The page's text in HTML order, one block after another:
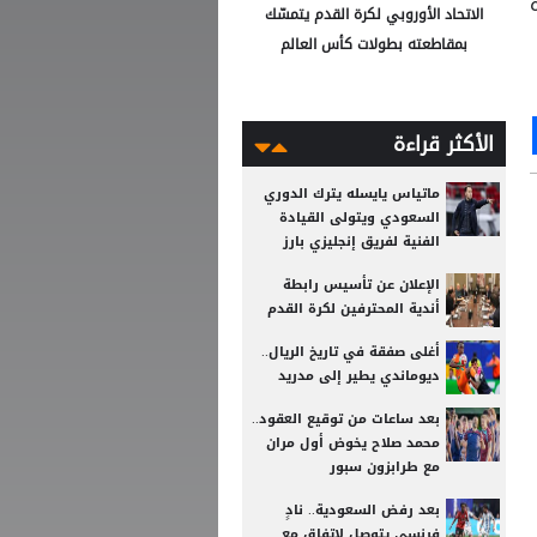
الاتحاد الأوروبي لكرة القدم يتمسّك
بمقاطعته بطولات كأس العالم
الأكثر قراءة
ماتياس يايسله يترك الدوري
السعودي ويتولى القيادة
الفنية لفريق إنجليزي بارز
الإعلان عن تأسيس رابطة
أندية المحترفين لكرة القدم
أغلى صفقة في تاريخ الريال..
ديوماندي يطير إلى مدريد
بعد ساعات من توقيع العقود..
محمد صلاح يخوض أول مران
مع طرابزون سبور
بعد رفض السعودية.. نادٍ